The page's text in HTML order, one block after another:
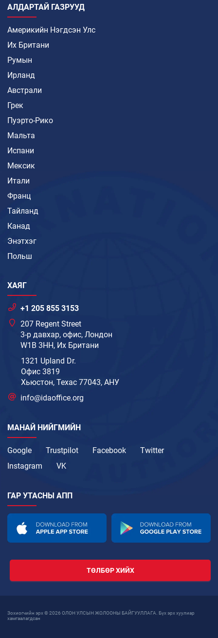
АЛДАРТАЙ ГАЗРУУД
Америкийн Нэгдсэн Улс
Их Британи
Румын
Ирланд
Австрали
Грек
Пуэрто-Рико
Мальта
Испани
Мексик
Итали
Франц
Тайланд
Канад
Энэтхэг
Польш
ХАЯГ
+1 205 855 3153
207 Regent Street
3-р давхар, офис, Лондон
W1B 3HH, Их Британи
1321 Upland Dr.
Офис 3819
Хьюстон, Техас 77043, АНУ
info@idaoffice.org
МАНАЙ НИЙГМИЙН
Google Trustpilot Facebook
Twitter
Instagram
VK
ГАР УТАСНЫ АПП
ТӨЛБӨР ХИЙХ
Зохиогчийн эрх © 2026 ОЛОН УЛСЫН ЖОЛООНЫ БАЙГУУЛЛАГА. Бүх эрх хуулиар
хамгаалагдсан